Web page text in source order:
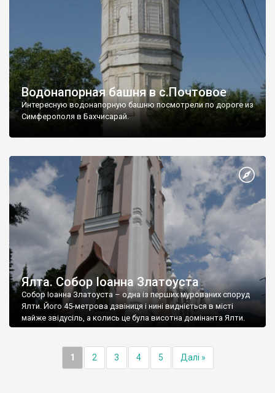
Водонапорная башня в с.Почтовое
Интересную водонапорную башню посмотрели по дороге из
Симферополя в Бахчисарай.
Ялта. Собор Іоанна Златоуста
Собор Іоанна Златоуста – одна із перших мурованих споруд
Ялти. Його 45-метрова дзвіниця і нині видніється в місті
майже звідусіль, а колись це була висотна домінанта Ялти.
1 2 3 4 5 Далі »